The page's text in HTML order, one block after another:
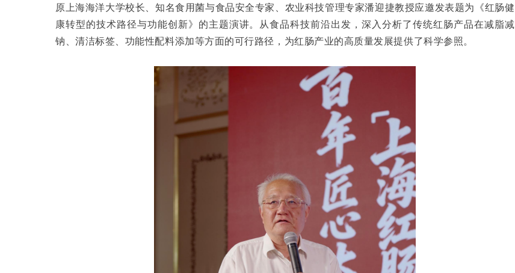
原上海海洋大学校长、知名食用菌与食品安全专家、农业科技管理专家潘迎捷教授应邀发表题为《红肠健
康转型的技术路径与功能创新》的主题演讲。从食品科技前沿出发，深入分析了传统红肠产品在减脂减
钠、清洁标签、功能性配料添加等方面的可行路径，为红肠产业的高质量发展提供了科学参照。